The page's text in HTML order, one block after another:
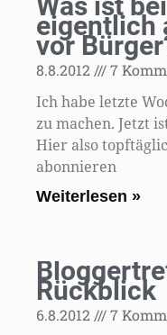
eigentlich
vor
8.8.2012 7
Ich habe letzte
zu machen. Jetzt
Hier also
abonnieren
Weiterlesen »
Rückblick
6.8.2012 7